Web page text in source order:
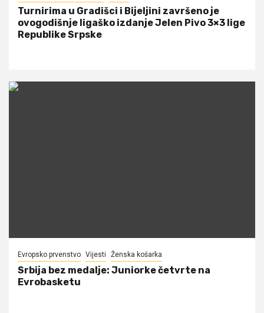
Turnirima u Gradišci i Bijeljini završeno je
ovogodišnje ligaško izdanje Jelen Pivo 3×3 lige
Republike Srpske
Evropsko prvenstvo Vijesti Ženska košarka
Srbija bez medalje: Juniorke četvrte na
Evrobasketu